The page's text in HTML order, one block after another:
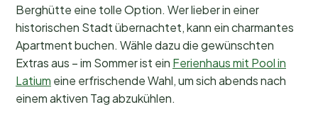
Berghütte eine tolle Option. Wer lieber in einer
historischen Stadt übernachtet, kann ein charmantes
Apartment buchen. Wähle dazu die gewünschten
Extras aus – im Sommer ist ein Ferienhaus mit Pool in
Latium eine erfrischende Wahl, um sich abends nach
einem aktiven Tag abzukühlen.